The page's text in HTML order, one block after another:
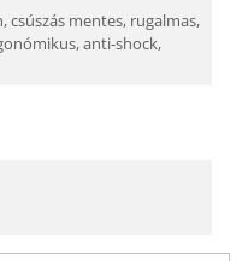
csúszás mentes, rugalmas,
anti-shock,